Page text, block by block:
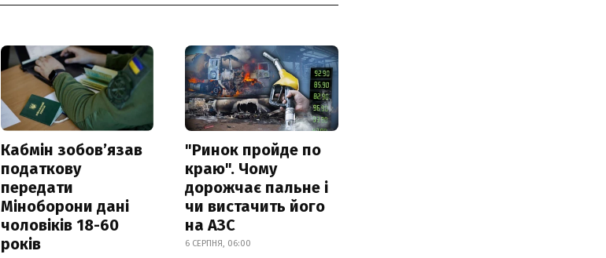
Кабмін зобовʼязав
податкову
передати
Міноборони дані
чоловіків 18-60
років
"Ринок пройде по
краю". Чому
дорожчає пальне і
чи вистачить його
на АЗС
6 СЕРПНЯ, 06:00